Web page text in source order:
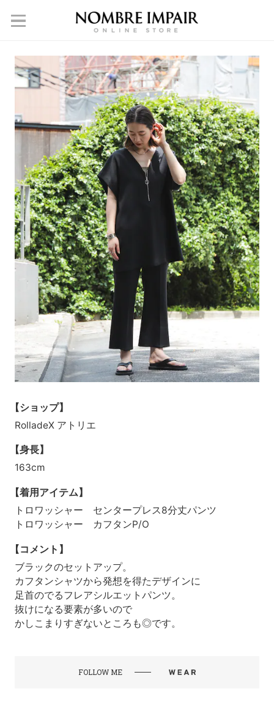
【ショップ】
RolladeX アトリエ
【身長】
163cm
【着用アイテム】
トロワッシャー センタープレス8分丈パンツ
トロワッシャー カフタンP/O
【コメント】
ブラックのセットアップ。
カフタンシャツから発想を得たデザインに
足首のでるフレアシルエットパンツ。
抜けになる要素が多いので
かしこまりすぎないところも◎です。
FOLLOW ME